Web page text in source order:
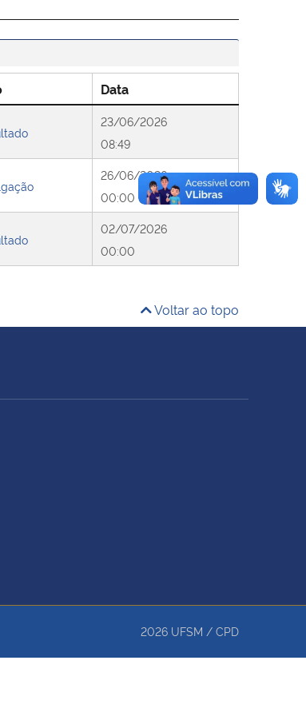
Data
23/06/2026
08:49
26/06/2026
00:00
02/07/2026
00:00
Voltar ao topo
2026 UFSM / CPD